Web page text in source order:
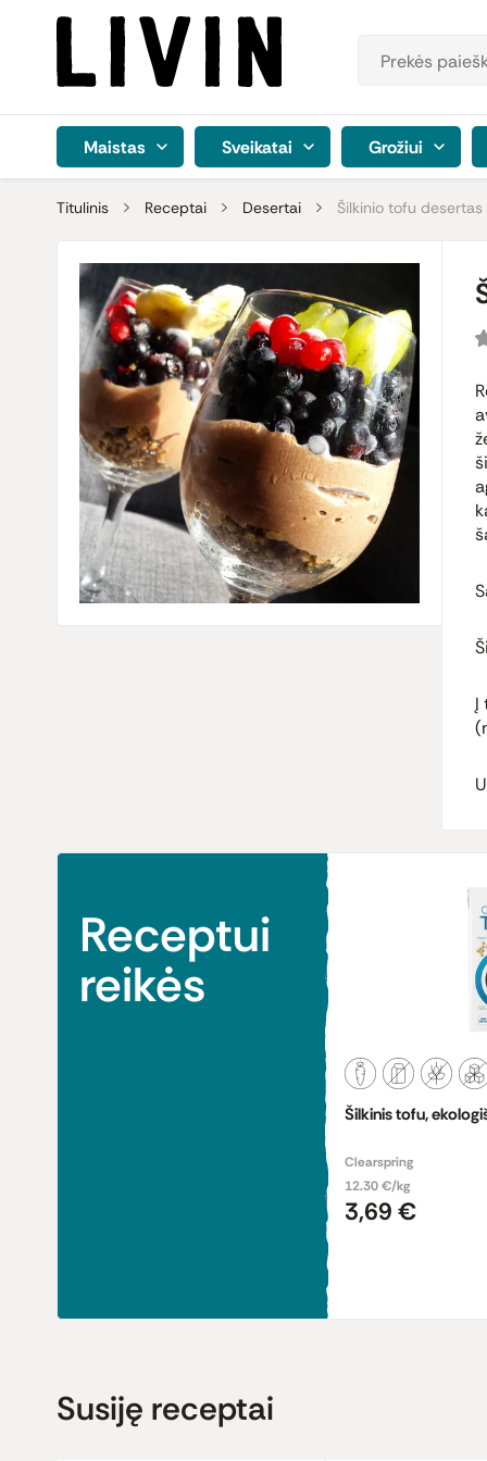
Maistas Sveikatai Grožiui
Titulinis Receptai Desertai Šilkinio tofu desertas
Į
Receptui
reikės
Šilkinis tofu,
Clearspring
12.30 €/kg
3,69 €
Susiję receptai